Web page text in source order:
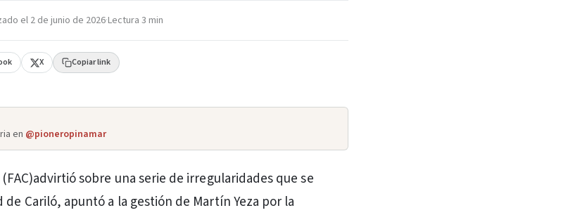
el 2 de junio de 2026·Lectura 3 min
X Copiar link
en @pioneropinamar
sobre una serie de irregularidades que se
Cariló, apuntó a la gestión de Martín Yeza por la